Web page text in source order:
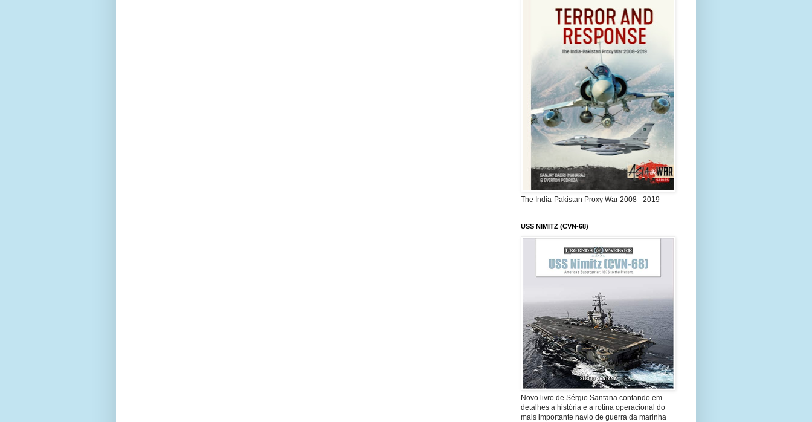
The India-Pakistan Proxy War 2008 - 2019
USS NIMITZ (CVN-68)
Novo livro de Sérgio Santana contando em
detalhes a história e a rotina operacional do
mais importante navio de guerra da marinha